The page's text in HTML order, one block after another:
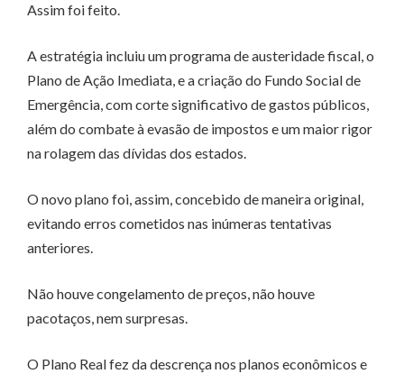
Assim foi feito.
A estratégia incluiu um programa de austeridade fiscal, o
Plano de Ação Imediata, e a criação do Fundo Social de
Emergência, com corte significativo de gastos públicos,
além do combate à evasão de impostos e um maior rigor
na rolagem das dívidas dos estados.
O novo plano foi, assim, concebido de maneira original,
evitando erros cometidos nas inúmeras tentativas
anteriores.
Não houve congelamento de preços, não houve
pacotaços, nem surpresas.
O Plano Real fez da descrença nos planos econômicos e